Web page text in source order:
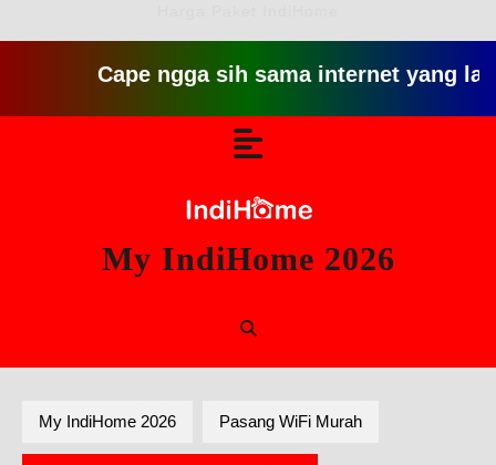
Cape ngga sih sama internet yang lambat
My IndiHome 2026
My IndiHome 2026 Pasang WiFi Murah